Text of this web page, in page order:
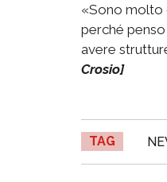
«Sono molto
perché
avere
Crosio]
TAG